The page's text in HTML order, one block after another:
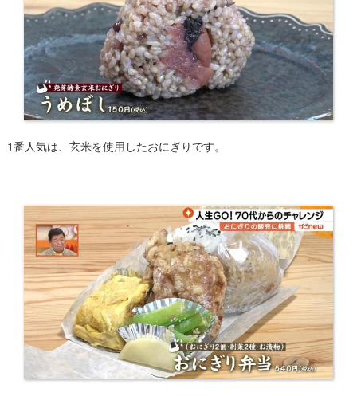
1番人気は、玄米を使用したおにぎりです。